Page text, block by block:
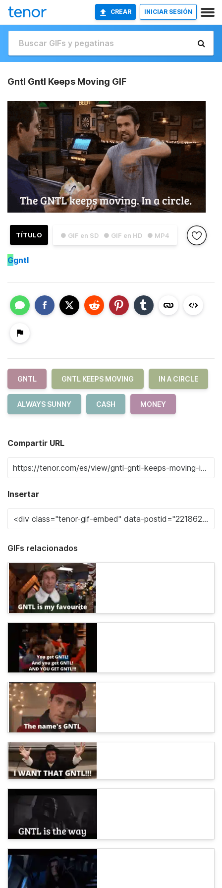
CREAR INICIAR SESIÓN
Gntl Gntl Keeps Moving GIF
● GIF en SD ● GIF en HD ● MP4
TÍTULO
Ggntl
GNTL GNTL KEEPS MOVING IN A CIRCLE
ALWAYS SUNNY CASH MONEY
Compartir URL
Insertar
GIFs relacionados